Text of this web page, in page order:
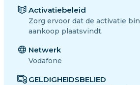
Activatiebeleid
Zorg ervoor dat de activatie
aankoop plaatsvindt.
Netwerk
Vodafone
GELDIGHEIDSBELIED